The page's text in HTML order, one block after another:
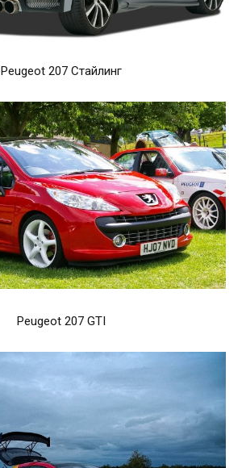
Peugeot 207 Стайлинг
Peugeot 207 GTI